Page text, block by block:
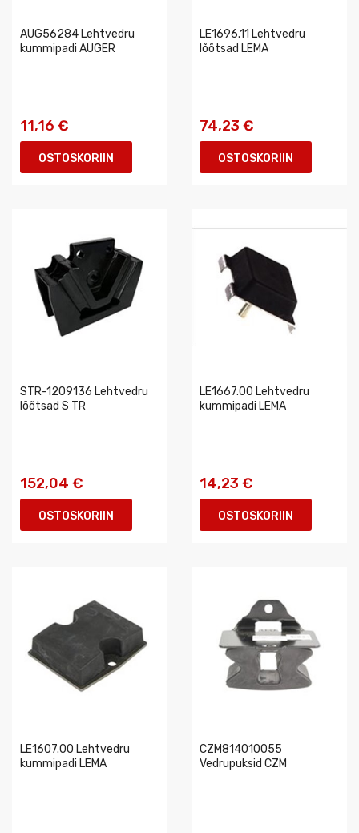
AUG56284 Lehtvedru
kummipadi AUGER
11,16 €
OSTOSKORIIN
LE1696.11 Lehtvedru
lõõtsad LEMA
74,23 €
OSTOSKORIIN
STR-1209136 Lehtvedru
lõõtsad S TR
152,04 €
OSTOSKORIIN
LE1667.00 Lehtvedru
kummipadi LEMA
14,23 €
OSTOSKORIIN
LE1607.00 Lehtvedru
kummipadi LEMA
CZM814010055
Vedrupuksid CZM